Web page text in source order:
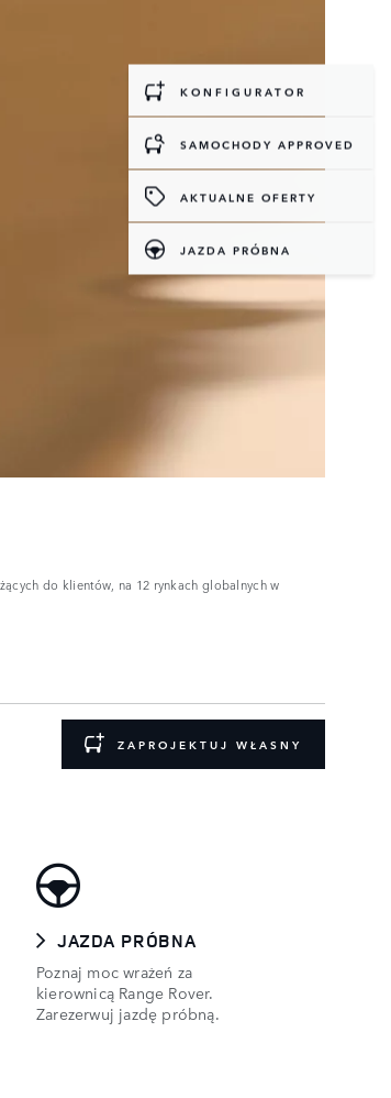
do klientów, na 12 rynkach globalnych w
ZAPROJEKTUJ WŁASNY
JAZDA PRÓBNA
Poznaj moc wrażeń za
kierownicą Range Rover.
Zarezerwuj jazdę próbną.
KONFIGURATOR
SAMOCHODY APPROVED
AKTUALNE OFERTY
JAZDA PRÓBNA